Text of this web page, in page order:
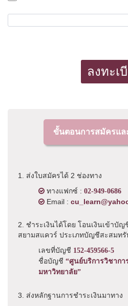
ลงทะเ
ขั้นตอนการสมัครแล
1. ส่งใบสมัครได้ 2 ช่องทาง
ทางแฟกซ์ : 02-949-0686
Email :
2. ชำระเงินได้โดย โอนเงินเข้าบั
สยามสแควร์ ประเภทบัญชีสะสมทรั
เลขที่บัญชี 152-459566-5
ชื่อบัญชี “ศูนย์บริการวิชาก
มหาวิทยาลัย”
3. ส่งหลักฐานการชำระเงินมาทาง